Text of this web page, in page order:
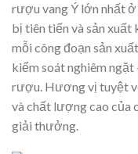
rượu vang Ý lớn nhất
bị tiên tiến và sản
mỗi công đoạn sản
kiểm soát nghiêm ngặt
rượu. Hương vị tuyệt
và chất lượng cao của
giải thưởng.